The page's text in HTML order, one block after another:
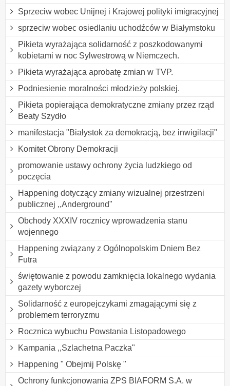
Sprzeciw wobec Unijnej i Krajowej polityki imigracyjnej
sprzeciw wobec osiedlaniu uchodźców w Białymstoku
Pikieta wyrażająca solidarność z poszkodowanymi
kobietami w noc Sylwestrową w Niemczech.
Pikieta wyrażająca aprobatę zmian w TVP.
Podniesienie moralności młodzieży polskiej.
Pikieta popierająca demokratyczne zmiany przez rząd
Beaty Szydło
manifestacja "Białystok za demokracją, bez inwigilacji"
Komitet Obrony Demokracji
promowanie ustawy ochrony życia ludzkiego od
poczęcia
Happening dotyczący zmiany wizualnej przestrzeni
publicznej ,,Anderground"
Obchody XXXIV rocznicy wprowadzenia stanu
wojennego
Happening związany z Ogólnopolskim Dniem Bez
Futra
świętowanie z powodu zamknięcia lokalnego wydania
gazety wyborczej
Solidarność z europejczykami zmagającymi się z
problemem terroryzmu
Rocznica wybuchu Powstania Listopadowego
Kampania ,,Szlachetna Paczka"
Happening " Obejmij Polskę "
Ochrony funkcjonowania ZPS BIAFORM S.A. w